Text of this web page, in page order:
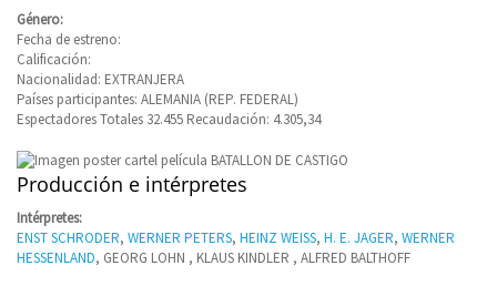
Género:
Fecha de estreno:
Calificación:
Nacionalidad: EXTRANJERA
Países participantes: ALEMANIA (REP. FEDERAL)
Espectadores Totales 32.455 Recaudación: 4.305,34
Producción e intérpretes
Intérpretes:
ENST SCHRODER, WERNER PETERS, HEINZ WEISS, H. E. JAGER, WERNER
HESSENLAND, GEORG LOHN , KLAUS KINDLER , ALFRED BALTHOFF